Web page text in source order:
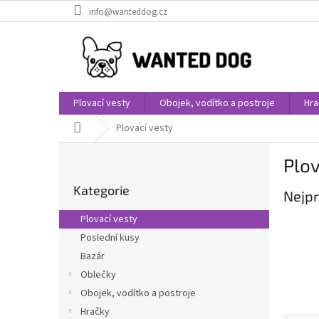
na
info@wanteddog.cz
Plovací vesty Obojek, vodítko a postroje
Domů Plovací vesty
r
a
kategorie
Kategorie
Plovací vesty
Poslední kusy
Bazár
Oblečky
Obojek, vodítko a postroje
Hračky